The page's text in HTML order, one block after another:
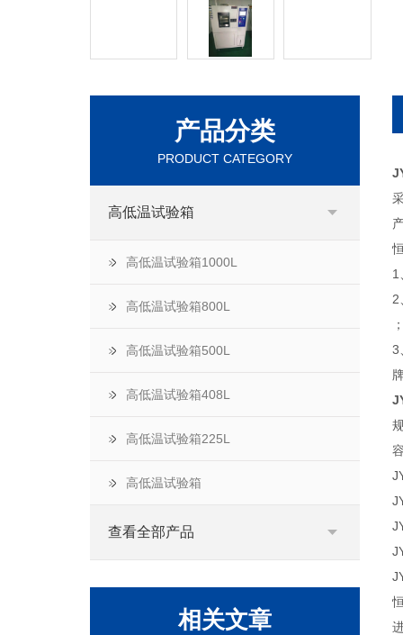
产品分类
PRODUCT CATEGORY
高低温试验箱
高低温试验箱1000L
高低温试验箱800L
高低温试验箱500L
高低温试验箱408L
高低温试验箱225L
高低温试验箱
查看全部产品
相关文章
1
2
3